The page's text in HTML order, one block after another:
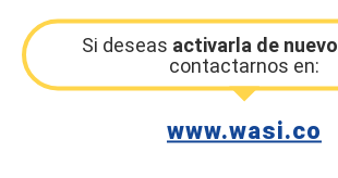
Si deseas activarla de nuevo
contactarnos en:
www.wasi.co